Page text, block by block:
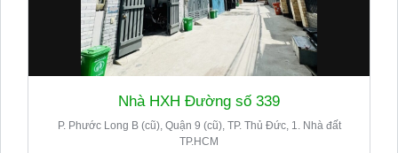
Nhà HXH Đường số 339
P. Phước Long B (cũ), Quận 9 (cũ), TP. Thủ Đức, 1. Nhà đất
TP.HCM